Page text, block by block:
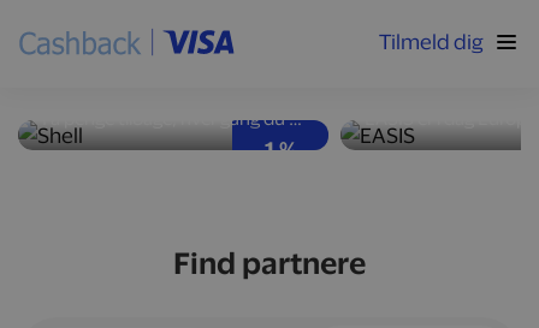
Tilmeld dig
1 %
Høj ydeevne og god
Få penge tilbage, hver gang du tanker bilen op hos Shell-stationer landet over.
Nyd velsmag
Find partnere